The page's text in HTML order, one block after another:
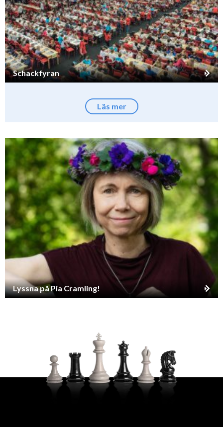
Schackfyran
Läs mer
Lyssna på Pia Cramling!